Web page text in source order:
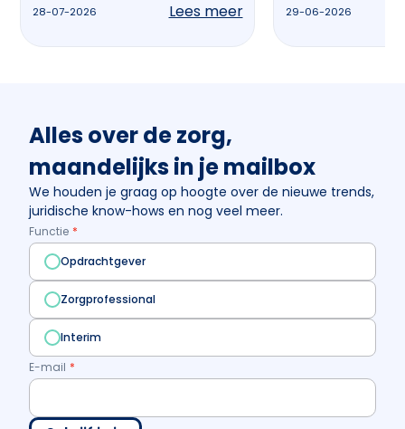
28-07-2026 Lees meer 29-06-2026
Alles over de zorg,
maandelijks in je mailbox
We houden je graag op hoogte over de nieuwe trends,
juridische know-hows en nog veel meer.
Functie *
Opdrachtgever
Zorgprofessional
Interim
E-mail *